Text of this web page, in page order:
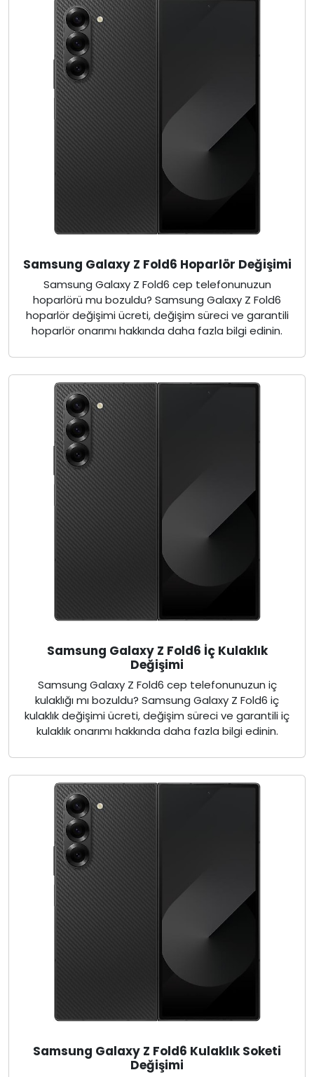
Samsung Galaxy Z Fold6 Hoparlör Değişimi
Samsung Galaxy Z Fold6 cep telefonunuzun
hoparlörü mu bozuldu? Samsung Galaxy Z Fold6
hoparlör değişimi ücreti, değişim süreci ve garantili
hoparlör onarımı hakkında daha fazla bilgi edinin.
Samsung Galaxy Z Fold6 İç Kulaklık
Değişimi
Samsung Galaxy Z Fold6 cep telefonunuzun iç
kulaklığı mı bozuldu? Samsung Galaxy Z Fold6 iç
kulaklık değişimi ücreti, değişim süreci ve garantili iç
kulaklık onarımı hakkında daha fazla bilgi edinin.
Samsung Galaxy Z Fold6 Kulaklık Soketi
Değişimi